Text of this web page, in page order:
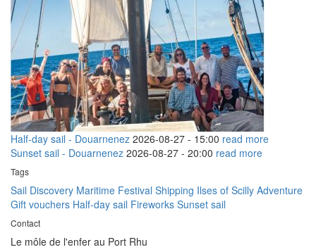
Half-day sail - Douarnenez 2026-08-27 - 15:00 read more
Sunset sail - Douarnenez 2026-08-27 - 20:00 read more
Tags
Sail Discovery Maritime Festival Shipping Ilses of Scilly Adventure
Gift vouchers Half-day sail Fireworks Sunset sail
Contact
Le môle de l'enfer au Port Rhu